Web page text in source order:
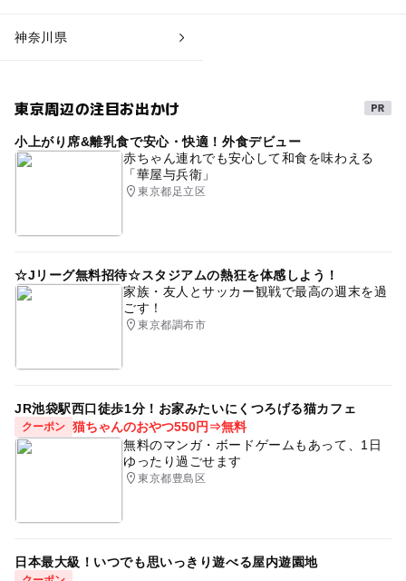
神奈川県
東京周辺の注目お出かけ
小上がり席&離乳食で安心・快適！外食デビュー
赤ちゃん連れでも安心して和食を味わえる
「華屋与兵衛」
東京都足立区
☆Jリーグ無料招待☆スタジアムの熱狂を体感しよう！
家族・友人とサッカー観戦で最高の週末を過
ごす！
東京都調布市
JR池袋駅西口徒歩1分！お家みたいにくつろげる猫カフェ
クーポン 猫ちゃんのおやつ550円⇒無料
無料のマンガ・ボードゲームもあって、1日
ゆったり過ごせます
東京都豊島区
日本最大級！いつでも思いっきり遊べる屋内遊園地